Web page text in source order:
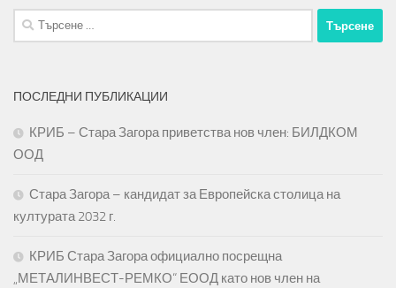
Търсене
за:
ПОСЛЕДНИ ПУБЛИКАЦИИ
КРИБ – Стара Загора приветства нов член: БИЛДКОМ
ООД
Стара Загора – кандидат за Европейска столица на
културата 2032 г.
КРИБ Стара Загора официално посрещна
„МЕТАЛИНВЕСТ-РЕМКО“ ЕООД като нов член на